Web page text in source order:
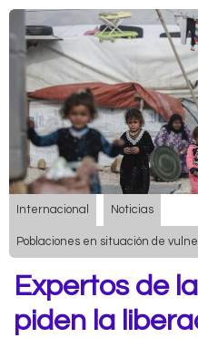
Internacional Noticias
Poblaciones en situación de
Expertos de
piden la